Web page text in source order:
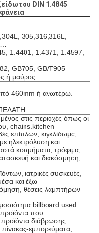
DIN 1.4845
305,316,316L,
1.4401, 1.4371, 1.4597,
GB705, GB/T905
ή μαύρος
460mm ή ανωτέρω.
στις περιοχές όπως οι
chains.kitchen
επίπλων, κιγκλίδωμα,
ηλεκτρόλυση και
κοσμήματα, τρόφιμα,
και διακόσμηση,
ιατρικές συσκευές,
και έξω
θέσεις λαμπτήρων
billboard.used
που
προϊόντα διάβρωσης
εμπορεύματα,